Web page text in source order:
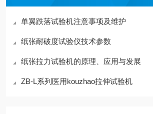
单翼跌落试验机注意事项及维护
纸张耐破度试验仪技术参数
纸张拉力试验机的原理、应用与发展
ZB-L系列医用kouzhao拉伸试验机